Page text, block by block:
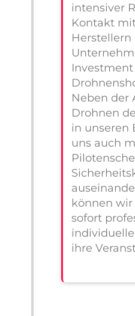
intensiver
Kontakt
Neben der
Drohnen
in unseren
uns auch
können
sofort
ihre